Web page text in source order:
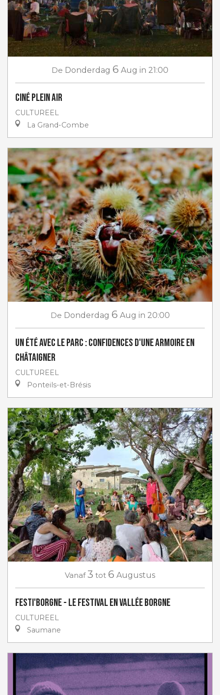
De Donderdag 6 Aug in 21:00
Ciné plein air
CULTUREEL
La Grand-Combe
De Donderdag 6 Aug in 20:00
Un Été avec le Parc : Confidences d'une armoire en
châtaigner
CULTUREEL
Ponteils-et-Brésis
Vanaf 3 tot 6 Augustus
Festi'Borgne - Le Festival en Vallée Borgne
CULTUREEL
Saumane